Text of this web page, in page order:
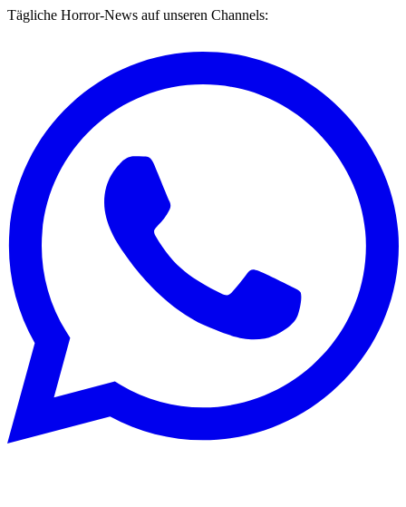
Tägliche Horror-News auf unseren Channels: